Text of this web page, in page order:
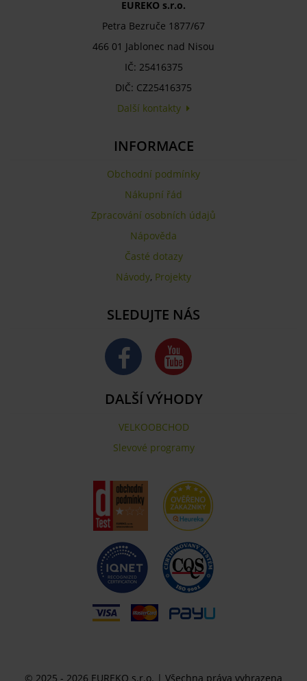
EUREKO s.r.o.
Petra Bezruče 1877/67
466 01 Jablonec nad Nisou
IČ: 25416375
DIČ: CZ25416375
Další kontakty
INFORMACE
Obchodní podmínky
Nákupní řád
Zpracování osobních údajů
Nápověda
Časté dotazy
Návody, Projekty
SLEDUJTE NÁS
DALŠÍ VÝHODY
VELKOOBCHOD
Slevové programy
© 2025 - 2026 EUREKO s.r.o. | Všechna práva vyhrazena